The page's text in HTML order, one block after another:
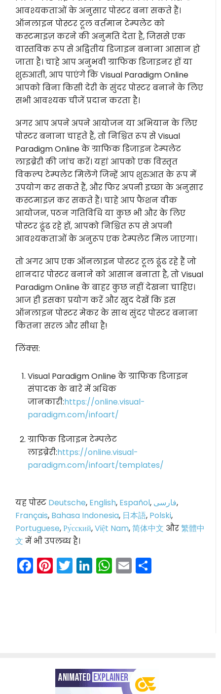
आवश्यकताओं के अनुसार पोस्टर बना सकते हैं।
ऑनलाइन पोस्टर टूल वर्तमान टेम्पलेट को
कस्टमाइज़ करने की अनुमति देता है, जिससे एक
वास्तविक रूप से अद्वितीय डिजाइन बनाना आसान हो
जाता है। चाहे आप अनुभवी ग्राफिक डिजाइनर हों या
शुरुआती, आप पाएंगे कि Visual Paradigm Online
आपको बिना किसी देरी के सुंदर पोस्टर बनाने के लिए
सभी आवश्यक चीजें प्रदान करता है।
अगर आप अपने अपने आयोजन या अभियान के लिए
पोस्टर बनाना चाहते हैं, तो निश्चित रूप से Visual
Paradigm Online के ग्राफिक डिजाइन टेम्पलेट
लाइब्रेरी की जांच करें। यहां आपको एक विस्तृत
विकल्प टेम्पलेट मिलेंगे जिन्हें आप शुरुआत के रूप में
उपयोग कर सकते हैं, और फिर अपनी इच्छा के अनुसार
कस्टमाइज़ कर सकते हैं। चाहे आप फैशन वीक
आयोजन, पठन गतिविधि या कुछ भी और के लिए
पोस्टर ढूंढ रहे हों, आपको निश्चित रूप से अपनी
आवश्यकताओं के अनुरूप एक टेम्पलेट मिल जाएगा।
तो अगर आप एक ऑनलाइन पोस्टर टूल ढूंढ रहे हैं जो
शानदार पोस्टर बनाने को आसान बनाता है, तो Visual
Paradigm Online के बाहर कुछ नहीं देखना चाहिए।
आज ही इसका प्रयोग करें और खुद देखें कि इस
ऑनलाइन पोस्टर मेकर के साथ सुंदर पोस्टर बनाना
कितना सरल और सीधा है!
लिंक्स:
Visual Paradigm Online के ग्राफिक डिजाइन
संपादक के बारे में अधिक
जानकारी:https://online.visual-
paradigm.com/infoart/
ग्राफिक डिजाइन टेम्पलेट
लाइब्रेरी:https://online.visual-
paradigm.com/infoart/templates/
यह पोस्ट Deutsche, English, Español, فارسی,
Français, Bahasa Indonesia, 日本語, Polski,
Portuguese,Ру́сский,Việt Nam,简体中文 और繁體中
文 में भी उपलब्ध है।
Facebook
Pinterest
Twitter
LinkedIn
WhatsApp
Email